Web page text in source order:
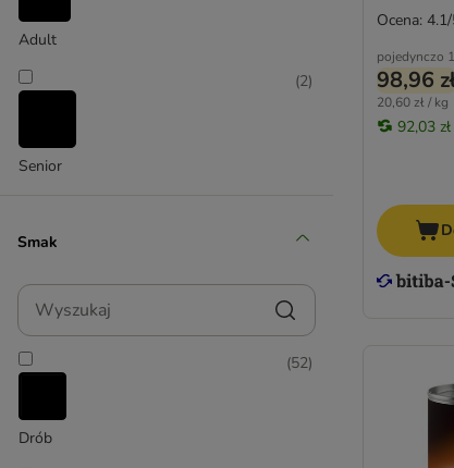
Animonda Carny
Adult
Senior
(2)
Smak
Wyszukaj
Drób
(52)
pojedynczo
98,96
20,60 zł / kg
92,03 zł
Ocena: